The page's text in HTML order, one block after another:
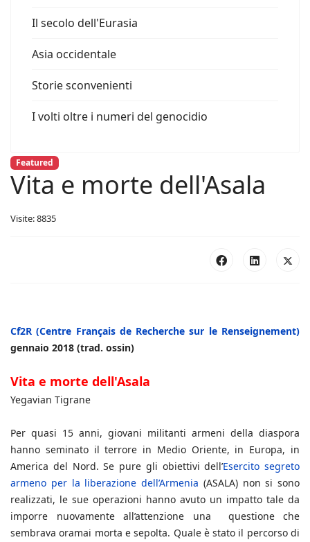
Il secolo dell'Eurasia
Asia occidentale
Storie sconvenienti
I volti oltre i numeri del genocidio
Featured
Vita e morte dell'Asala
Visite: 8835
Cf2R (Centre Français de Recherche sur le Renseignement)
gennaio 2018 (trad. ossin)
Vita e morte dell'Asala
Yegavian Tigrane
Per quasi 15 anni, giovani militanti armeni della diaspora
hanno seminato il terrore in Medio Oriente, in Europa, in
America del Nord. Se pure gli obiettivi dell’Esercito segreto
armeno per la liberazione dell’Armenia (ASALA) non si sono
realizzati, le sue operazioni hanno avuto un impatto tale da
imporre nuovamente all’attenzione una questione che
sembrava oramai morta e sepolta. Quale è stato il percorso di